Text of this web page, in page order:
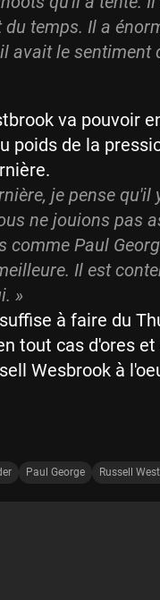
temps. Il a
avait le sentiment
va pouvoir
poids de la
je pense qu'il
ne jouions pas
comme Paul
Il est
»
à faire du
tout cas d'ores et
Wesbrook à
Paul George Russell